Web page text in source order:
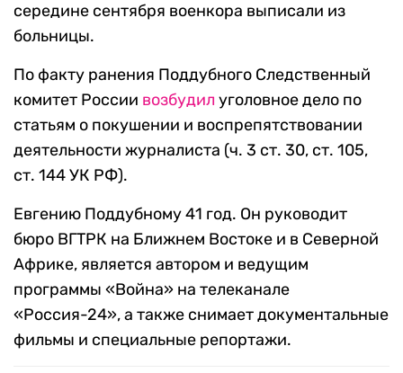
середине сентября военкора выписали из
больницы.
По факту ранения Поддубного Следственный
комитет России возбудил уголовное дело по
статьям о покушении и воспрепятствовании
деятельности журналиста (ч. 3 ст. 30, ст. 105,
ст. 144 УК РФ).
Евгению Поддубному 41 год. Он руководит
бюро ВГТРК на Ближнем Востоке и в Северной
Африке, является автором и ведущим
программы «Война» на телеканале
«Россия-24», а также снимает документальные
фильмы и специальные репортажи.